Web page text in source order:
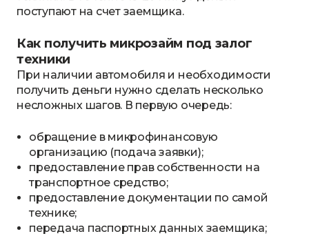
поступают на счет заемщика.
Как получить микрозайм под залог
техники
При наличии автомобиля и необходимости
получить деньги нужно сделать несколько
несложных шагов. В первую очередь:
обращение в микрофинансовую
организацию (подача заявки);
предоставление прав собственности на
транспортное средство;
предоставление документации по самой
технике;
передача паспортных данных заемщика;